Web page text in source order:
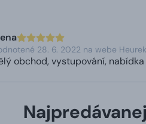
28. 6. 2022 na webe
obchod, vystupování,